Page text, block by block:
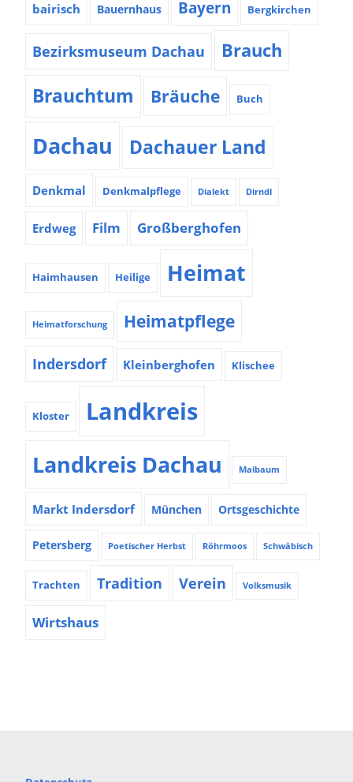
bairisch Bauernhaus Bayern Bergkirchen
Bezirksmuseum Dachau Brauch
Brauchtum Bräuche Buch
Dachau Dachauer Land
Denkmal Denkmalpflege Dialekt Dirndl
Erdweg Film Großberghofen
Haimhausen Heilige Heimat
Heimatforschung Heimatpflege
Indersdorf Kleinberghofen Klischee
Kloster Landkreis
Landkreis Dachau Maibaum
Markt Indersdorf München Ortsgeschichte
Petersberg Poetischer Herbst Röhrmoos Schwäbisch
Trachten Tradition Verein Volksmusik
Wirtshaus